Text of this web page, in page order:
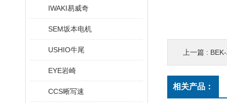
IWAKI易威奇
SEM坂本电机
USHIO牛尾
EYE岩崎
CCS晰写速
上一篇 :
相关产品：